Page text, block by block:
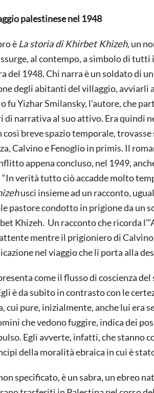
palestinese nel 1948
è La storia di Khirbet Khizeh, un
al contempo, a simbolo di
del 1948. Chi narra è un soldato di
degli abitanti del villaggio,
fu Yizhar Smilansky, l’autore, che
narrativa al suo attivo. Era quindi
breve spazio temporale,
Calvino e Fenoglio in primis. Il
appena concluso, nel 1949,
verità tutto ciò accadde molto
uscì insieme ad un racconto,
pastore condotto in prigione da un
Khizeh. Un racconto che ricorda
mentre il prigioniero di
nel viaggio che li porta alla
come il flusso di coscienza
è da subito in contrasto con le
cui pure, inizialmente, anche lui era
che vedono fuggire, indica dei
Egli avverte, infatti, che stanno
della moralità ebraica in cui è
specificato, è un sabra, un ebreo